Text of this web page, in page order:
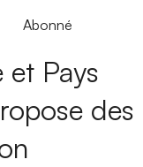
Abonné
Pays
des